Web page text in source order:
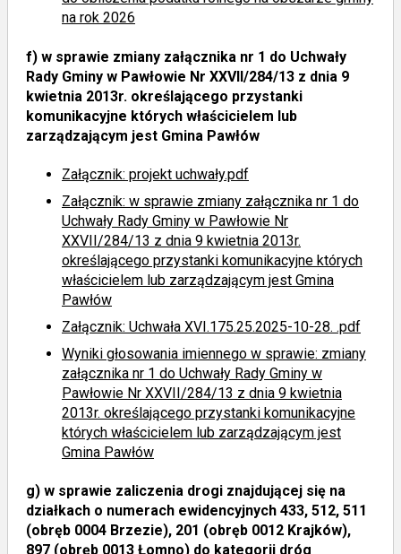
na rok 2026
f) w sprawie zmiany załącznika nr 1 do Uchwały
Rady Gminy w Pawłowie Nr XXVII/284/13 z dnia 9
kwietnia 2013r. określającego przystanki
komunikacyjne których właścicielem lub
zarządzającym jest Gmina Pawłów
Załącznik: projekt uchwały.pdf
Załącznik: w sprawie zmiany załącznika nr 1 do
Uchwały Rady Gminy w Pawłowie Nr
XXVII/284/13 z dnia 9 kwietnia 2013r.
określającego przystanki komunikacyjne których
właścicielem lub zarządzającym jest Gmina
Pawłów
Załącznik: Uchwała XVI.175.25.2025-10-28. .pdf
Wyniki głosowania imiennego w sprawie: zmiany
załącznika nr 1 do Uchwały Rady Gminy w
Pawłowie Nr XXVII/284/13 z dnia 9 kwietnia
2013r. określającego przystanki komunikacyjne
których właścicielem lub zarządzającym jest
Gmina Pawłów
g) w sprawie zaliczenia drogi znajdującej się na
działkach o numerach ewidencyjnych 433, 512, 511
(obręb 0004 Brzezie), 201 (obręb 0012 Krajków),
897 (obręb 0013 Łomno) do kategorii dróg